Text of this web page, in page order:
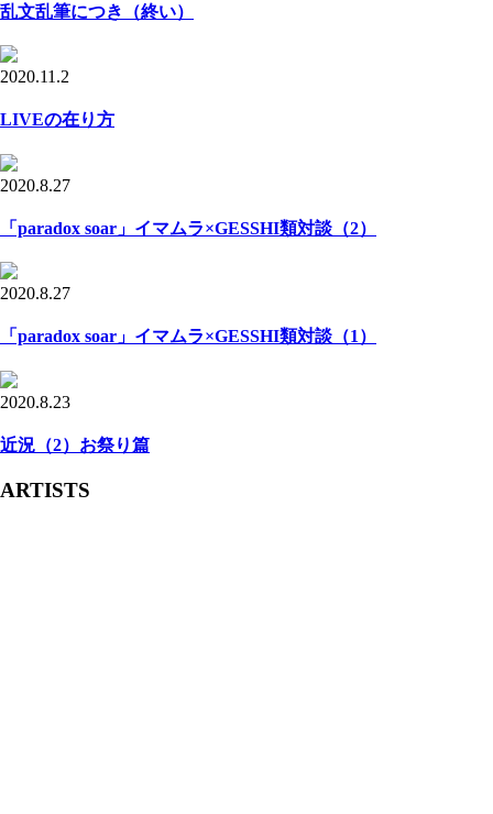
乱文乱筆につき（終い）
2020.11.2
LIVEの在り方
2020.8.27
「paradox soar」イマムラ×GESSHI類対談（2）
2020.8.27
「paradox soar」イマムラ×GESSHI類対談（1）
2020.8.23
近況（2）お祭り篇
ARTISTS